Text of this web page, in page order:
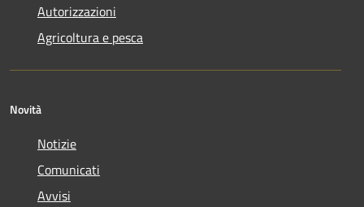
Autorizzazioni
Agricoltura e pesca
Novità
Notizie
Comunicati
Avvisi